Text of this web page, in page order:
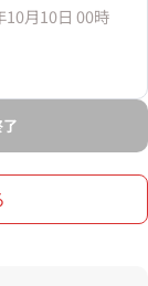
10月10日 00時